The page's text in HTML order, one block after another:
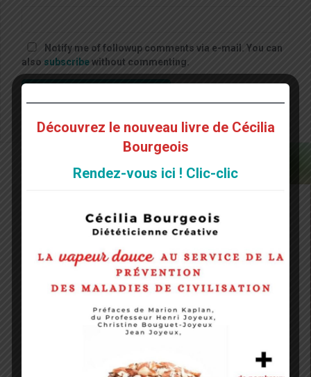
Notify me of followup comments via e-mail. You can
also subscribewithout commenting.
Découvrez le nouveau livre de Cécilia
Bourgeois
Rendez-vous ici ! Clic-clic